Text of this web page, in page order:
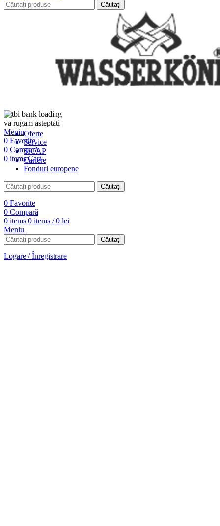
Oferte
Service
SICAP
Cariere
Fonduri europene
Căutați
0 Favorite
0 Compară
0 items 0 items / 0 lei
Meniu
Căutați
Logare / Înregistrare
Căutați
va rugam asteptati
Meniu
0 Favorite
0 Compară
0 items Cart